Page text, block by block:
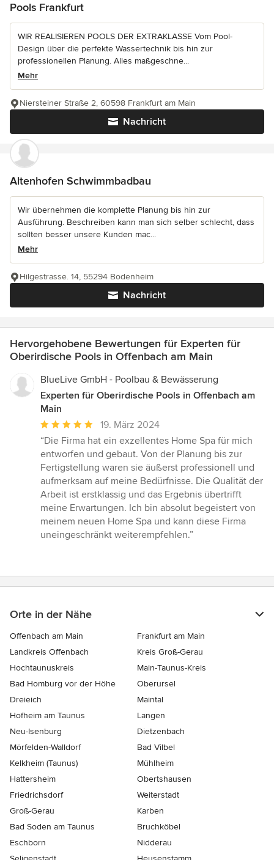
Pools Frankfurt
WIR REALISIEREN POOLS DER EXTRAKLASSE Vom Pool-
Design über die perfekte Wassertechnik bis hin zur
professionellen Planung. Alles maßgeschne...
Mehr
Nachricht
Niersteiner Straße 2, 60598 Frankfurt am Main
Altenhofen Schwimmbadbau
Wir übernehmen die komplette Planung bis hin zur
Ausführung. Beschreiben kann man sich selber schlecht, dass
sollten besser unsere Kunden mac...
Mehr
Nachricht
Hilgestrasse. 14, 55294 Bodenheim
Hervorgehobene Bewertungen für Experten für
Oberirdische Pools in Offenbach am Main
BlueLive GmbH - Poolbau & Bewässerung
Experten für Oberirdische Pools in Offenbach am
Main
Durchschnittliche
Bewertung:
5
von
5
Sternen
19. März 2024
“Die Firma hat ein exzellentes Home Spa für mich
entworfen und gebaut. Von der Planung bis zur
Fertigstellung waren sie äußerst professionell und
aufmerksam auf meine Bedürfnisse. Die Qualität der
Arbeit ist erstklassig und das Ergebnis übertrifft
meine Erwartungen. Ich bin absolut begeistert von
meinem neuen Home Spa und kann diese Firma
uneingeschränkt weiterempfehlen.”
Orte in der Nähe
Offenbach am Main
Frankfurt am Main
Landkreis Offenbach
Kreis Groß-Gerau
Hochtaunuskreis
Main-Taunus-Kreis
Bad Homburg vor der Höhe
Oberursel
Dreieich
Maintal
Hofheim am Taunus
Langen
Neu-Isenburg
Dietzenbach
Mörfelden-Walldorf
Bad Vilbel
Kelkheim (Taunus)
Mühlheim
Hattersheim
Obertshausen
Friedrichsdorf
Weiterstadt
Groß-Gerau
Karben
Bad Soden am Taunus
Bruchköbel
Eschborn
Nidderau